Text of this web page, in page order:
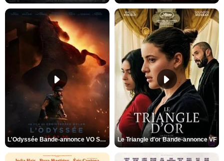
L'Odyssée Bande-annonce VO STFR Le Triangle d'or Bande-annonce VF